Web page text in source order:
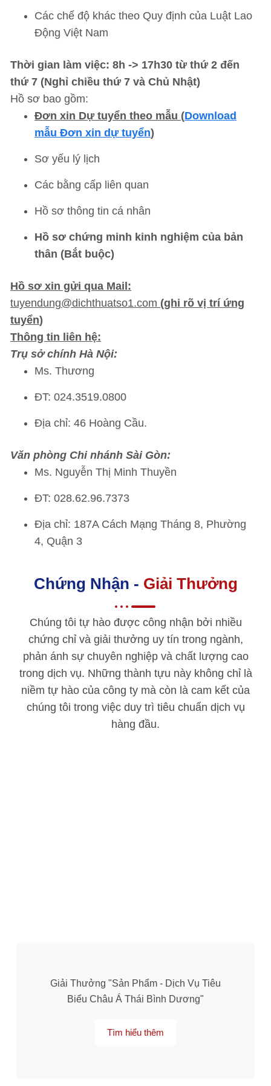
Các chế độ khác theo Quy định của Luật Lao
Động Việt Nam
Thời gian làm việc: 8h -> 17h30 từ thứ 2 đến
thứ 7 (Nghỉ chiều thứ 7 và Chủ Nhật)
Hồ sơ bao gồm:
Đơn xin Dự tuyển theo mẫu (Download
mẫu Đơn xin dự tuyển)
Sơ yếu lý lịch
Các bằng cấp liên quan
Hồ sơ thông tin cá nhân
Hồ sơ chứng minh kinh nghiệm của bản
thân (Bắt buộc)
Hồ sơ xin gửi qua Mail:
tuyendung@dichthuatso1.com (ghi rõ vị trí ứng
tuyển)
Thông tin liên hệ:
Trụ sở chính Hà Nội:
Ms. Thương
ĐT: 024.3519.0800
Địa chỉ: 46 Hoàng Cầu.
Văn phòng Chi nhánh Sài Gòn:
Ms. Nguyễn Thị Minh Thuyền
ĐT: 028.62.96.7373
Địa chỉ: 187A Cách Mạng Tháng 8, Phường
4, Quận 3
Chứng Nhận - Giải Thưởng
Chúng tôi tự hào được công nhận bởi nhiều
chứng chỉ và giải thưởng uy tín trong ngành,
phản ánh sự chuyên nghiệp và chất lượng cao
trong dịch vụ. Những thành tựu này không chỉ là
niềm tự hào của công ty mà còn là cam kết của
chúng tôi trong việc duy trì tiêu chuẩn dịch vụ
hàng đầu.
Giải Thưởng "Sản Phẩm - Dịch Vụ Tiêu
Biểu Châu Á Thái Bình Dương"
Tìm hiểu thêm